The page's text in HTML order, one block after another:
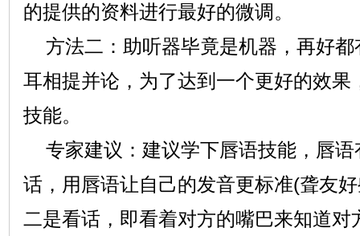
的提供的资料进行最好的微调。
方法二：助听器毕竟是机器，再好
耳相提并论，为了达到一个更好的效果
技能。
专家建议：建议学下唇语技能，唇
话，用唇语让自己的发音更标准(聋友
二是看话，即看着对方的嘴巴来知道对